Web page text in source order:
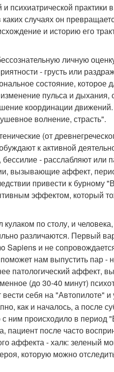
практики
случаях он
и историю его
личную
- грусть или
состояние, которое
пульса и дыхания,
координации
волнение, страсть".
(от
к активной
- расслабляют или
вызывающие аффект,
привести к бурному
эффектом, который
по столу, и
различаются. Первый
Sapiens и не
нам выпустить пар -
патологический аффект,
(до 30-40 минут)
вести себя на "Автопилоте"
как и началось, а после
ним происходило в период
пациент после часто
аффекта - халк: зеленый
которую можно